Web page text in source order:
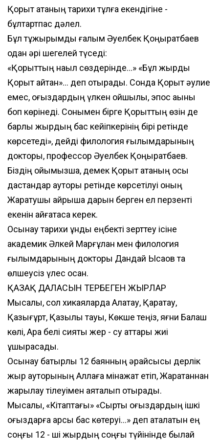
Қорқыт атаның тарихи тұлға екендігіне -
бұлтартпас дәлел.
Бұл тұжырымды ғалым Әуелбек Қоңыратбаев
одан әрі шегелей түседі:
«Қорқыттың нақыл сөздерінде...» «Бұл жырды
Қорқыт айтқан»... деп отырады. Сонда Қорқыт әулие
емес, оғыздардың үлкен ойшылы, эпос ақыны
боп көрінеді. Сонымен бірге Қорқыттың өзін де
барлық жырдың бас кейіпкерінің бірі ретінде
көрсетеді», дейді филология ғылымдарының
докторы, профессор Әуелбек Қоңыратбаев.
Біздің ойымызша, демек Қорқыт атаның осы
дастандар ауторы ретінде көрсетілуі оның
Жаратушы айрықша дарын берген ел перзенті
екенін айғақтаса керек.
Осынау тарихи құнды еңбекті зерттеу ісіне
академик Әлкей Марғұлан мен филология
ғылымдарының докторы Дандай Ысқақов та
өлшеусіз үлес қосқан.
ҚАЗАҚ ДАЛАСЫН ТЕРБЕГЕН ЖЫРЛАР
Мысалы, сол хикаяларда Алатау, Қаратау,
Қазығұрт, Қазылық тауы, Көкше теңіз, яғни Балқаш
көлі, Арқа белі сияқты жер - су аттары жиі
ұшырасады.
Осынау батырлық 12 баянның әрқайсысы дерлік
жыр ауторының Аллаға мінажат етіп, Жаратқаннан
жарылқау тілеуімен аяқталып отырады.
Мысалы, «Кітаптағы» «Сыртқы оғыздардың ішкі
оғыздарға қарсы бас көтеруі...» деп аталатын ең
соңғы 12 - ші жырдың соңғы түйінінде былай